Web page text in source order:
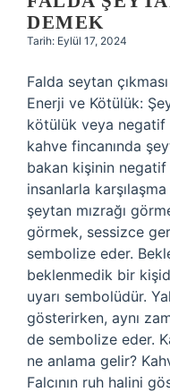
DEMEK
Tarih: Eylül 17, 2024
Falda seytan
Enerji ve Kötülük:
kötülük veya
kahve fincanında
bakan kişinin
insanlarla karşılaşma
şeytan mızrağı
görmek, sessizce
sembolize eder.
beklenmedik bir
uyarı sembolüdür.
gösterirken, aynı
de sembolize eder.
ne anlama gelir?
Falcının ruh halini